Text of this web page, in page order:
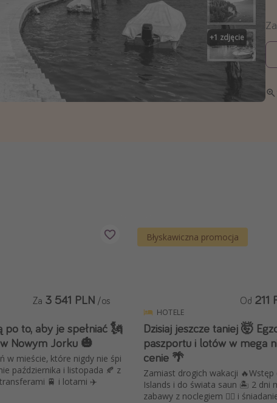
+1 zdjęcie
po to, aby je spełniać 🗽
Nowym Jorku 🎃
w mieście, które nigdy nie śpi
października i listopada 🍂 z
🚆 i lotami ✈️
Za 3 541 PLN /os
Błyskawiczna promocja
HOTELE
Dzisiaj jeszcze taniej 🤯
paszportu i lotów w mega
cenie 🌴
Zamiast drogich wakacji 🔥Wstęp
Islands i do świata saun 🏝️ 2 dni
zabawy z noclegiem 🧖‍♀️ i
Od 211